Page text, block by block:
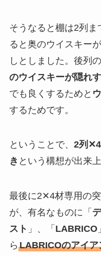
そうなると棚は2列
ると奥のウイスキー
しとしました。後列
のウイスキーが隠れ
でも良くするためと
するためです。
ということで、 2列
き という構想が出来
最後に2✕4材専用の
が、有名なものに「
スト 」、「 LABRICO
ら LABRICOのアイア